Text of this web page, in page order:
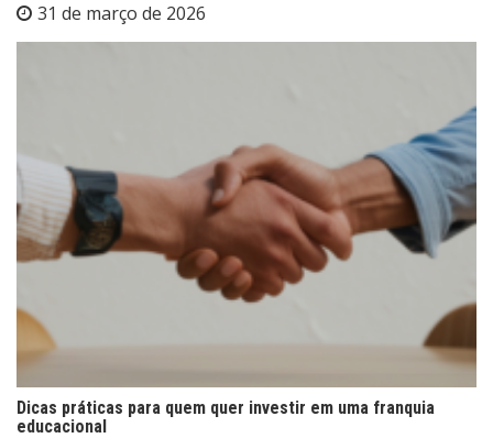
31 de março de 2026
Dicas práticas para quem quer investir em uma franquia
educacional